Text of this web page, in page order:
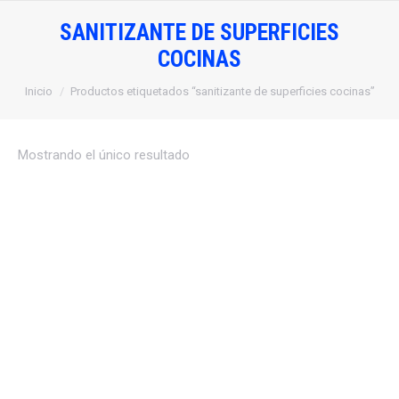
SANITIZANTE DE SUPERFICIES
COCINAS
Estás aquí:
Inicio Productos etiquetados “sanitizante de superficies cocinas”
Mostrando el único resultado